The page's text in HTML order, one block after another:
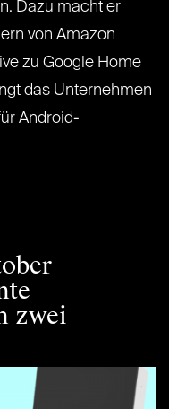
Dazu macht er
von Amazon
zu Google Home
das Unternehmen
Android-
zwei